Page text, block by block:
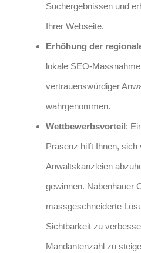
Suchergebnissen und
Ihrer Webseite.
Erhöhung der
lokale SEO-
vertrauenswürdiger
wahrgenommen.
Wettbewerbsvorteil:
Präsenz hilft Ihnen, sich
Anwaltskanzleien
gewinnen. Nabenhauer
massgeschneiderte
Sichtbarkeit zu
Mandantenzahl zu